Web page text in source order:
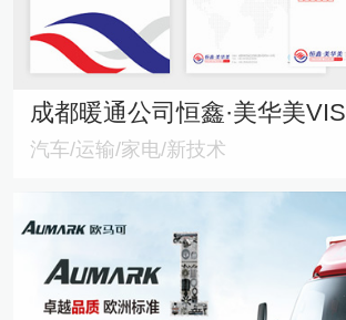
成都暖通公司恒鑫·美华美VIS
汽车/运输/家电/新技术